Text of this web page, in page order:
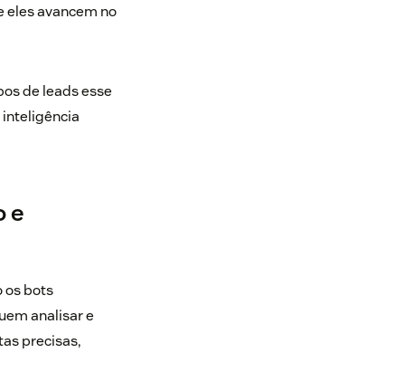
eles avancem no
de leads esse
inteligência
e
os bots
analisar e
precisas,